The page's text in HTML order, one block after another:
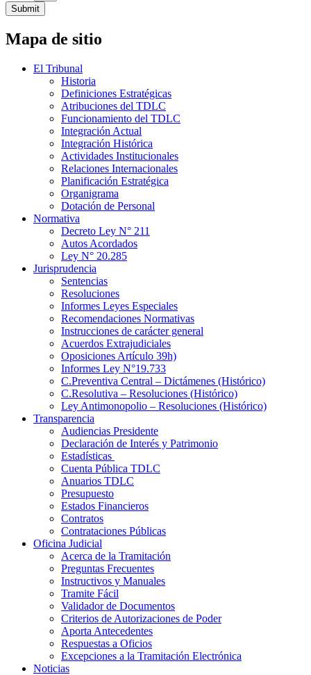
Submit
Mapa de sitio
El Tribunal
Historia
Definiciones Estratégicas
Atribuciones del TDLC
Funcionamiento del TDLC
Integración Actual
Integración Histórica
Actividades Institucionales
Relaciones Internacionales
Planificación Estratégica
Organigrama
Dotación de Personal
Normativa
Decreto Ley N° 211
Autos Acordados
Ley N° 20.285
Jurisprudencia
Sentencias
Resoluciones
Informes Leyes Especiales
Recomendaciones Normativas
Instrucciones de carácter general
Acuerdos Extrajudiciales
Oposiciones Artículo 39h)
Informes Ley N°19.733
C.Preventiva Central – Dictámenes (Histórico)
C.Resolutiva – Resoluciones (Histórico)
Ley Antimonopolio – Resoluciones (Histórico)
Transparencia
Audiencias Presidente
Declaración de Interés y Patrimonio
Estadísticas
Cuenta Pública TDLC
Anuarios TDLC
Presupuesto
Estados Financieros
Contratos
Contrataciones Públicas
Oficina Judicial
Acerca de la Tramitación
Preguntas Frecuentes
Instructivos y Manuales
Tramite Fácil
Validador de Documentos
Criterios de Autorizaciones de Poder
Aporta Antecedentes
Respuestas a Oficios
Excepciones a la Tramitación Electrónica
Noticias